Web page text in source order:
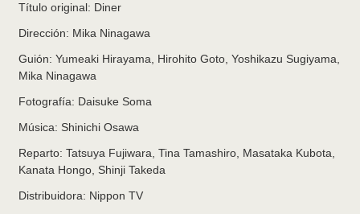
Título original: Diner
Dirección: Mika Ninagawa
Guión: Yumeaki Hirayama, Hirohito Goto, Yoshikazu Sugiyama,
Mika Ninagawa
Fotografía: Daisuke Soma
Música: Shinichi Osawa
Reparto: Tatsuya Fujiwara, Tina Tamashiro, Masataka Kubota,
Kanata Hongo, Shinji Takeda
Distribuidora: Nippon TV